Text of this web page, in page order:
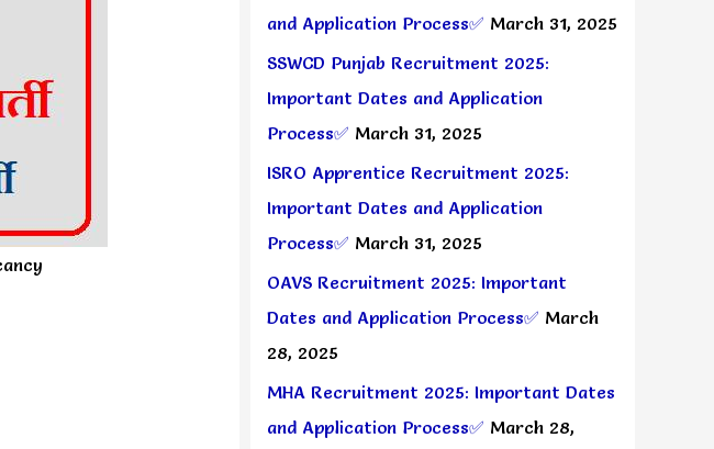
and Application Process✅ March 31, 2025
SSWCD Punjab Recruitment 2025:
Important Dates and Application
Process✅ March 31, 2025
ISRO Apprentice Recruitment 2025:
Important Dates and Application
Process✅ March 31, 2025
OAVS Recruitment 2025: Important
Dates and Application Process✅ March
28, 2025
MHA Recruitment 2025: Important Dates
and Application Process✅ March 28,